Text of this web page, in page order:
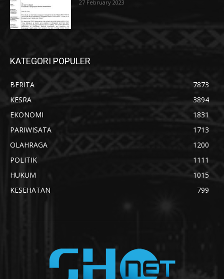
27 February 2023
KATEGORI POPULER
BERITA
7873
KESRA
3894
EKONOMI
1831
PARIWISATA
1713
OLAHRAGA
1200
POLITIK
1111
HUKUM
1015
KESEHATAN
799